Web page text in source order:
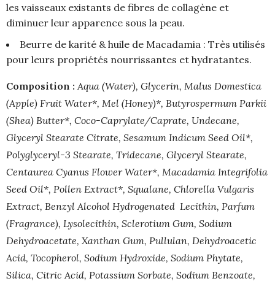
les vaisseaux existants de fibres de collagène et
diminuer leur apparence sous la peau.
Beurre de karité & huile de Macadamia : Très utilisés
pour leurs propriétés nourrissantes et hydratantes.
Composition : Aqua (Water), Glycerin, Malus Domestica
(Apple) Fruit Water*, Mel (Honey)*, Butyrospermum Parkii
(Shea) Butter*, Coco-Caprylate/Caprate, Undecane,
Glyceryl Stearate Citrate, Sesamum Indicum Seed Oil*,
Polyglyceryl-3 Stearate, Tridecane, Glyceryl Stearate,
Centaurea Cyanus Flower Water*, Macadamia Integrifolia
Seed Oil*, Pollen Extract*, Squalane, Chlorella Vulgaris
Extract, Benzyl Alcohol Hydrogenated Lecithin, Parfum
(Fragrance), Lysolecithin, Sclerotium Gum, Sodium
Dehydroacetate, Xanthan Gum, Pullulan, Dehydroacetic
Acid, Tocopherol, Sodium Hydroxide, Sodium Phytate,
Silica, Citric Acid, Potassium Sorbate, Sodium Benzoate,